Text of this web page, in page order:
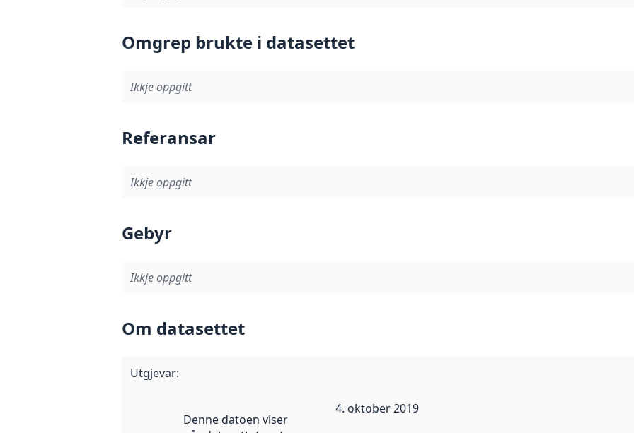
Omgrep brukte i datasettet
Ikkje oppgitt
Referansar
Ikkje oppgitt
Gebyr
Ikkje oppgitt
Om datasettet
Utgjevar:
Denne datoen viser
4. oktober 2019